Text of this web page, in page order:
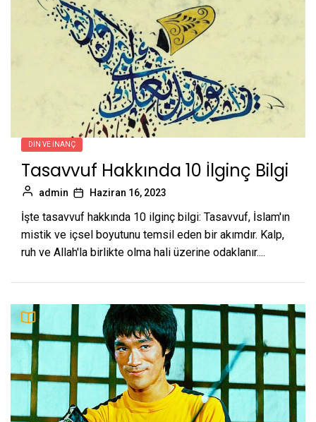
DIN VE İNANÇ
Tasavvuf Hakkında 10 İlginç Bilgi
admin Haziran 16, 2023
İşte tasavvuf hakkında 10 ilginç bilgi: Tasavvuf, İslam'ın
mistik ve içsel boyutunu temsil eden bir akımdır. Kalp,
ruh ve Allah'la birlikte olma hali üzerine odaklanır....